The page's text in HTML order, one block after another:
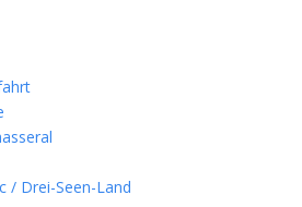
/ Drei-Seen-Land